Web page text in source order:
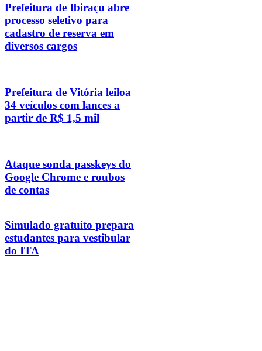
Prefeitura de Ibiraçu abre
processo seletivo para
cadastro de reserva em
diversos cargos
Prefeitura de Vitória leiloa
34 veículos com lances a
partir de R$ 1,5 mil
Ataque sonda passkeys do
Google Chrome e roubos
de contas
Simulado gratuito prepara
estudantes para vestibular
do ITA